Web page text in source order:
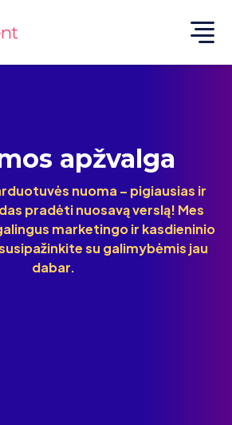
apžvalga
nuoma – pigiausias ir
pradėti nuosavą verslą! Mes
marketingo ir kasdieninio
su galimybėmis jau
dabar.